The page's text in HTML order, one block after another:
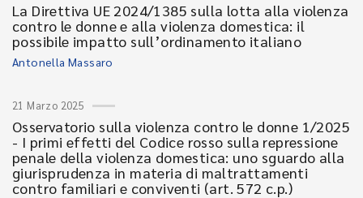
La Direttiva UE 2024/1385 sulla lotta alla violenza
contro le donne e alla violenza domestica: il
possibile impatto sull’ordinamento italiano
Antonella Massaro
21 Marzo 2025
Osservatorio sulla violenza contro le donne 1/2025
- I primi effetti del Codice rosso sulla repressione
penale della violenza domestica: uno sguardo alla
giurisprudenza in materia di maltrattamenti
contro familiari e conviventi (art. 572 c.p.)